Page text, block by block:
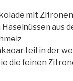
mit
aus
in der
die feinen